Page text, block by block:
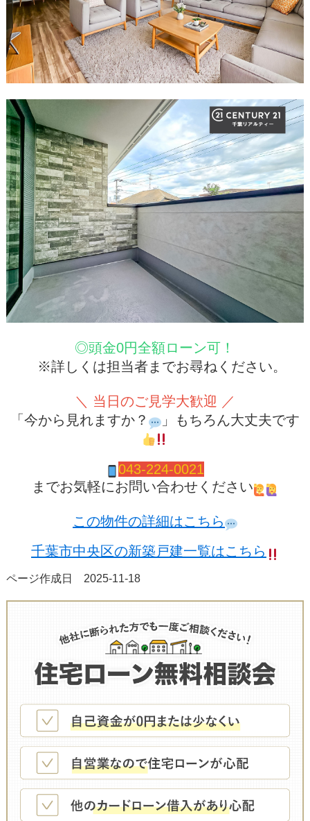
◎頭金0円全額ローン可！
※詳しくは担当者までお尋ねください。
＼ 当日のご見学大歓迎 ／
「今から見れますか？
」もちろん大丈夫です
043-224-0021
までお気軽にお問い合わせください
この物件の詳細はこちら
千葉市中央区の新築戸建一覧はこちら
ページ作成日 2025-11-18